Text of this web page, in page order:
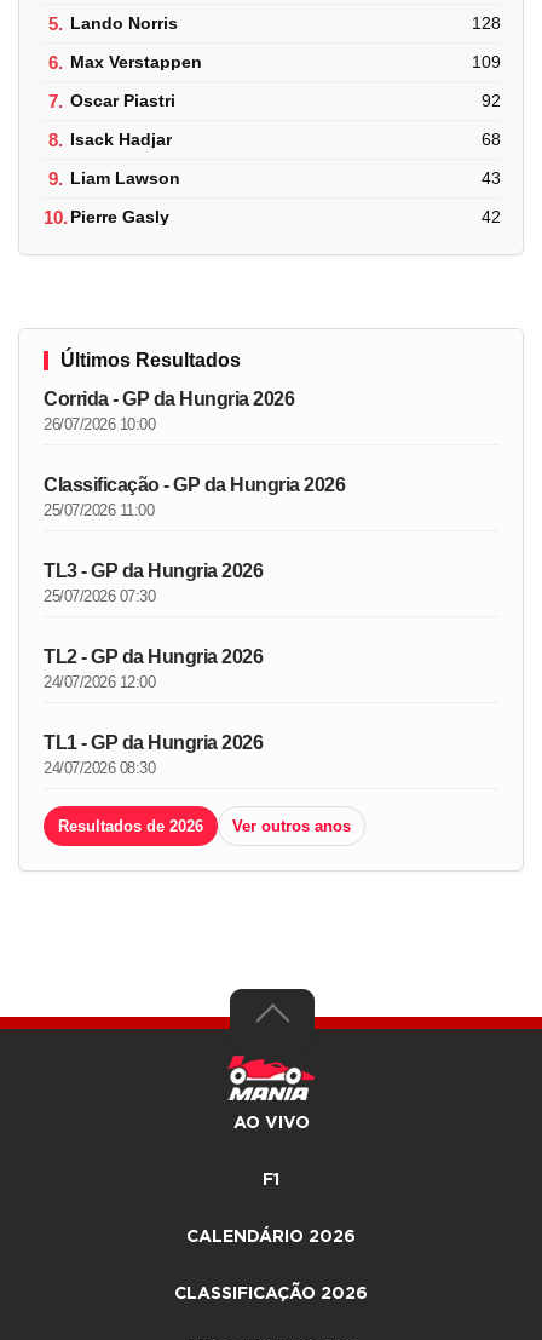
5. Lando Norris 128
6. Max Verstappen 109
7. Oscar Piastri 92
8. Isack Hadjar 68
9. Liam Lawson 43
10.Pierre Gasly 42
Últimos Resultados
Corrida - GP da Hungria 2026
26/07/2026 10:00
Classificação - GP da Hungria 2026
25/07/2026 11:00
TL3 - GP da Hungria 2026
25/07/2026 07:30
TL2 - GP da Hungria 2026
24/07/2026 12:00
TL1 - GP da Hungria 2026
24/07/2026 08:30
Resultados de 2026 Ver outros anos
AO VIVO
F1
CALENDÁRIO 2026
CLASSIFICAÇÃO 2026